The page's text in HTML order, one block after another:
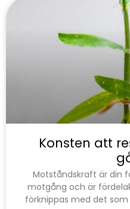
Konsten att
Motståndskraft är din
motgång och är
förknippas med det